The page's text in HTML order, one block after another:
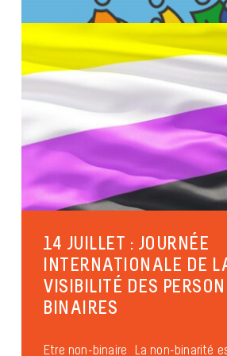
14 JUILLET : JOURNÉE
INTERNATIONALE DE
VISIBILITÉ DES
BINAIRES
Etre non-binaire La non-binarité